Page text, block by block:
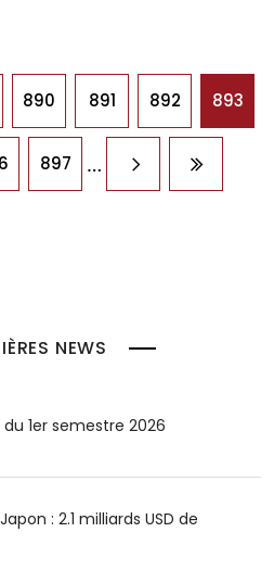
890 891 892 893
897 … Page suivante
Dernière
NEWS
1er semestre 2026
: 2.1 milliards USD de